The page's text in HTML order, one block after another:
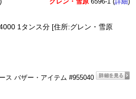
詳細
1タンス分 [住所:グレン・雪原
ス バザー・アイテム #955040